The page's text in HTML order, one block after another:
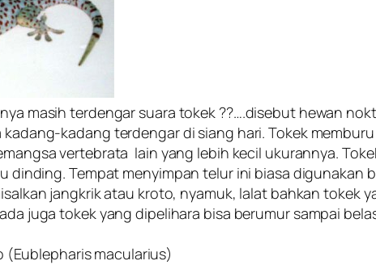
masih terdengar suara tokek ??….disebut hewan
kadang terdengar di siang hari. Tokek
vertebrata lain yang lebih kecil ukurannya.
dinding. Tempat menyimpan telur ini biasa digunakan
jangkrik atau kroto, nyamuk, lalat bahkan tokek
juga tokek yang dipelihara bisa berumur sampai
(Eublepharis macularius)